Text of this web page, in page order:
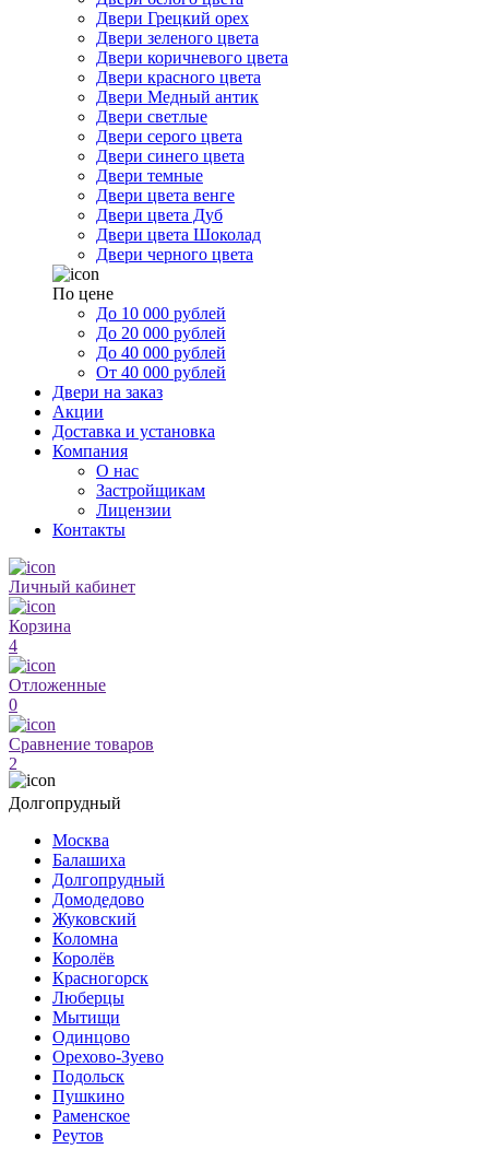
Двери Грецкий орех
Двери зеленого цвета
Двери коричневого цвета
Двери красного цвета
Двери Медный антик
Двери светлые
Двери серого цвета
Двери синего цвета
Двери темные
Двери цвета венге
Двери цвета Дуб
Двери цвета Шоколад
Двери черного цвета
По цене
До 10 000 рублей
До 20 000 рублей
До 40 000 рублей
От 40 000 рублей
Двери на заказ
Акции
Доставка и установка
Компания
О нас
Застройщикам
Лицензии
Контакты
Личный кабинет
Корзина
4
Отложенные
0
Сравнение товаров
2
Долгопрудный
Москва
Балашиха
Долгопрудный
Домодедово
Жуковский
Коломна
Королёв
Красногорск
Люберцы
Мытищи
Одинцово
Орехово-Зуево
Подольск
Пушкино
Раменское
Реутов